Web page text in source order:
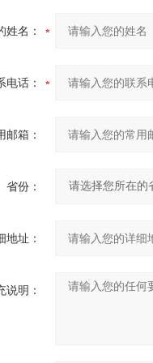
姓名：
电话：
邮箱：
省份：
地址：
说明：